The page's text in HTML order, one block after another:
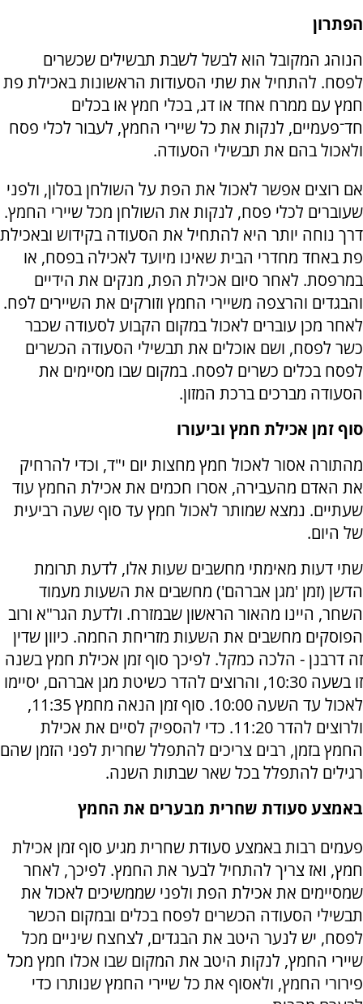
הפתרון
הנוהג המקובל הוא לבשל לשבת תבשילים שכשרים
לפסח. להתחיל את שתי הסעודות הראשונות באכילת פת
חמץ עם ממרח אחד או דג, בכלי חמץ או בכלים
חד־פעמיים, לנקות את כל שיירי החמץ, לעבור לכלי פסח
ולאכול בהם את תבשילי הסעודה.
אם רוצים אפשר לאכול את הפת על השולחן בסלון, ולפני
שעוברים לכלי פסח, לנקות את השולחן מכל שיירי החמץ.
דרך נוחה יותר היא להתחיל את הסעודה בקידוש ובאכילת
פת באחד מחדרי הבית שאינו מיועד לאכילה בפסח, או
במרפסת. לאחר סיום אכילת הפת, מנקים את הידיים
והבגדים והרצפה משיירי החמץ וזורקים את השיירים לפח.
לאחר מכן עוברים לאכול במקום הקבוע לסעודה שכבר
כשר לפסח, ושם אוכלים את תבשילי הסעודה הכשרים
לפסח בכלים כשרים לפסח. במקום שבו מסיימים את
הסעודה מברכים ברכת המזון.
סוף זמן אכילת חמץ וביעורו
מהתורה אסור לאכול חמץ מחצות יום י"ד, וכדי להרחיק
את האדם מהעבירה, אסרו חכמים את אכילת החמץ עוד
שעתיים. נמצא שמותר לאכול חמץ עד סוף שעה רביעית
של היום.
שתי דעות מאימתי מחשבים שעות אלו, לדעת תרומת
הדשן (זמן 'מגן אברהם') מחשבים את השעות מעמוד
השחר, היינו מהאור הראשון שבמזרח. ולדעת הגר"א ורוב
הפוסקים מחשבים את השעות מזריחת החמה. כיוון שדין
זה דרבנן - הלכה כמקל. לפיכך סוף זמן אכילת חמץ בשנה
זו בשעה 10:30, והרוצים להדר כשיטת מגן אברהם, יסיימו
לאכול עד השעה 10:00. סוף זמן הנאה מחמץ 11:35,
ולרוצים להדר 11:20. כדי להספיק לסיים את אכילת
החמץ בזמן, רבים צריכים להתפלל שחרית לפני הזמן שהם
רגילים להתפלל בכל שאר שבתות השנה.
באמצע סעודת שחרית מבערים את החמץ
פעמים רבות באמצע סעודת שחרית מגיע סוף זמן אכילת
חמץ, ואז צריך להתחיל לבער את החמץ. לפיכך, לאחר
שמסיימים את אכילת הפת ולפני שממשיכים לאכול את
תבשילי הסעודה הכשרים לפסח בכלים ובמקום הכשר
לפסח, יש לנער היטב את הבגדים, לצחצח שיניים מכל
שיירי החמץ, לנקות היטב את המקום שבו אכלו חמץ מכל
פירורי החמץ, ולאסוף את כל שיירי החמץ שנותרו כדי